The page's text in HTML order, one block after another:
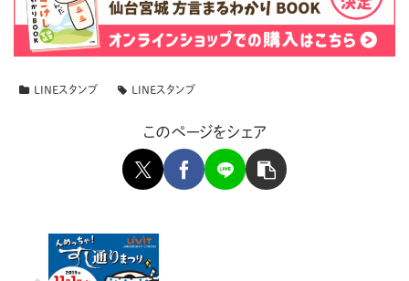
LINEスタンプ LINEスタンプ
このページをシェア